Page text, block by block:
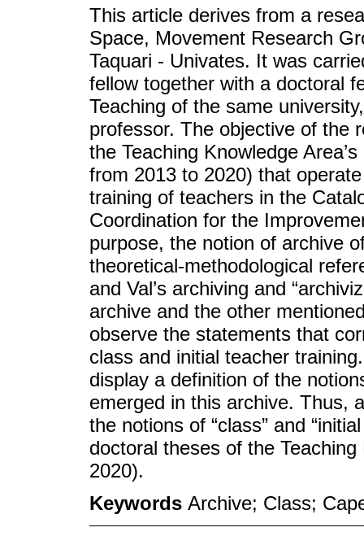
This article derives from a
Space, Movement Research
Taquari - Univates. It was
fellow together with a doctoral
Teaching of the same
professor. The objective of the
the Teaching Knowledge
from 2013 to 2020) that
training of teachers in the
Coordination for the
purpose, the notion of archive
theoretical-methodological
and Val’s archiving and
archive and the other
observe the statements that
class and initial teacher
display a definition of the
emerged in this archive. Thus,
the notions of “class” and
doctoral theses of the
2020).
Keywords Archive; Class;